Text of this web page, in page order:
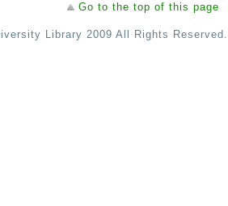
Go to the top of this page
Library 2009 All Rights Reserved.